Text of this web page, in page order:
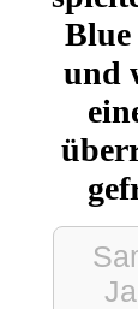
Blue
und